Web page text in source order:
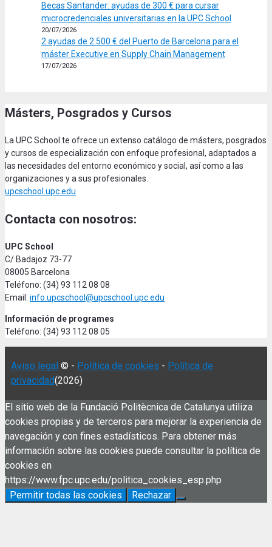
Becas Santander: ayudas de 300 € para cursar
microcredenciales universitarias en la UPC School
20/07/2026
2 ayudas de 2.500 € del Puerto de Barcelona para el
máster Executive en Supply Chain Management
17/07/2026
Másters, Posgrados y Cursos
La UPC School te ofrece un extenso catálogo de másters, posgrados
y cursos de especialización con enfoque profesional, adaptados a
las necesidades del entorno económico y social, así como a las
organizaciones y a sus profesionales.
upcschool.upc.edu
Contacta con nosotros:
UPC School
C/ Badajoz 73-77
08005 Barcelona
Teléfono: (34) 93 112 08 08
Email: info.upcschool@upcschool.upc.edu
Información de programes
Teléfono: (34) 93 112 08 05
Aviso legal © - Política de cookies - Política de
privacidad(2026)
El sitio web de la Fundació Politècnica de Catalunya utiliza
cookies propias y de terceros para mejorar la experiencia de
navegación y con fines estadísticos. Para obtener más
información sobre las cookies puede consultar la política de
cookies en
https://www.fpc.upc.edu/politica_cookies_esp.php
Permitir todas las cookies
Rechazar